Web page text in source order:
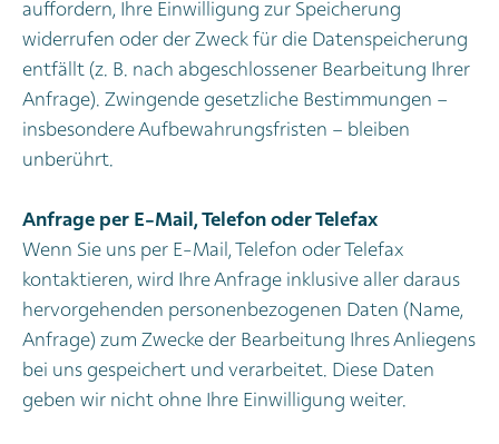
auffordern, Ihre Einwilligung zur Speicherung
widerrufen oder der Zweck für die Datenspeicherung
entfällt (z. B. nach abgeschlossener Bearbeitung Ihrer
Anfrage). Zwingende gesetzliche Bestimmungen –
insbesondere Aufbewahrungsfristen – bleiben
unberührt.
Anfrage per E-Mail, Telefon oder Telefax
Wenn Sie uns per E-Mail, Telefon oder Telefax
kontaktieren, wird Ihre Anfrage inklusive aller daraus
hervorgehenden personenbezogenen Daten (Name,
Anfrage) zum Zwecke der Bearbeitung Ihres Anliegens
bei uns gespeichert und verarbeitet. Diese Daten
geben wir nicht ohne Ihre Einwilligung weiter.